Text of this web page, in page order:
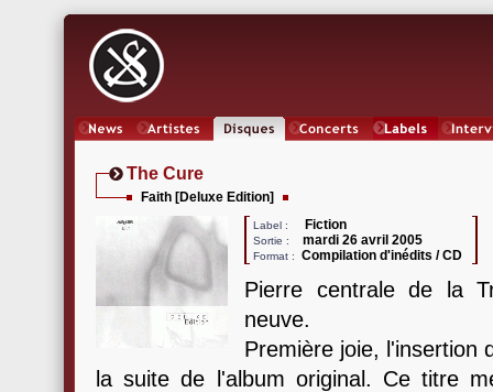
The Cure
Faith [Deluxe Edition]
Label : Fiction
Sortie : mardi 26 avril 2005
Format : Compilation d'inédits / CD
Pierre centrale de la
neuve.
Première joie, l'insertion
la suite de l'album original. Ce titre